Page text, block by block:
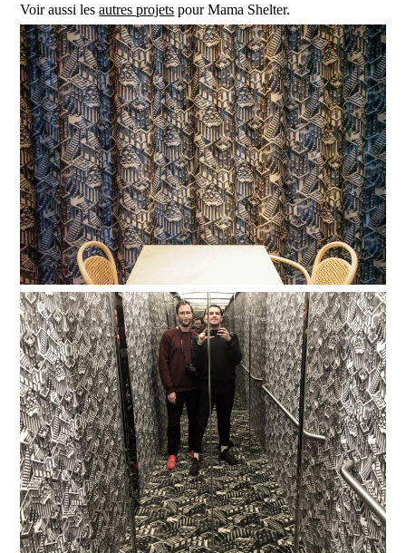
Voir aussi lesautres projets pour Mama Shelter.